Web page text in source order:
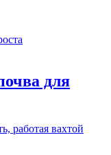
для